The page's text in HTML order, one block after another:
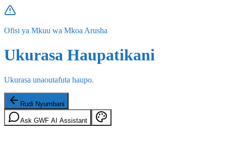
Ofisi ya Mkuu wa Mkoa Arusha
Ukurasa Haupatikani
Ukurasa unaoutafuta haupo.
Rudi Nyumbani
Ask GWF AI Assistant